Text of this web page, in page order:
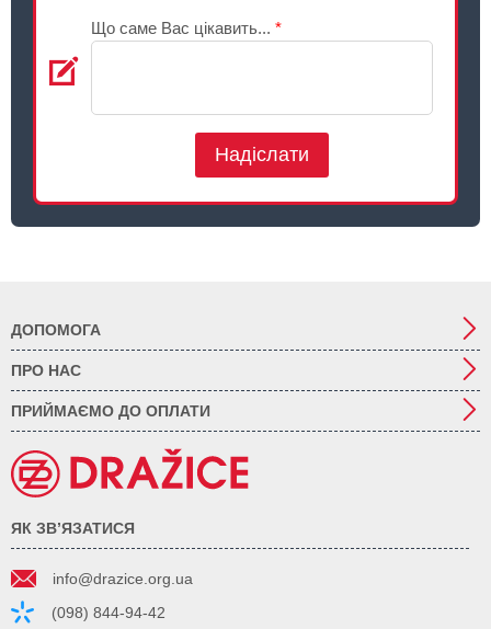
Що саме Вас цікавить... *
Надіслати
ДОПОМОГА
ПРО НАС
ПРИЙМАЄМО ДО ОПЛАТИ
ЯК ЗВ’ЯЗАТИСЯ
info@drazice.org.ua
(098) 844-94-42